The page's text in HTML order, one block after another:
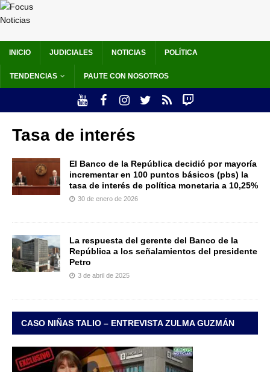
INICIO JUDICIALES NOTICIAS POLÍTICA
TENDENCIAS PAUTE CON NOSOTROS
Tasa de interés
El Banco de la República decidió por mayoría
incrementar en 100 puntos básicos (pbs) la
tasa de interés de política monetaria a 10,25%
30 de enero de 2026
La respuesta del gerente del Banco de la
República a los señalamientos del presidente
Petro
3 de abril de 2025
CASO NIÑAS TALIO – ENTREVISTA ZULMA GUZMÁN